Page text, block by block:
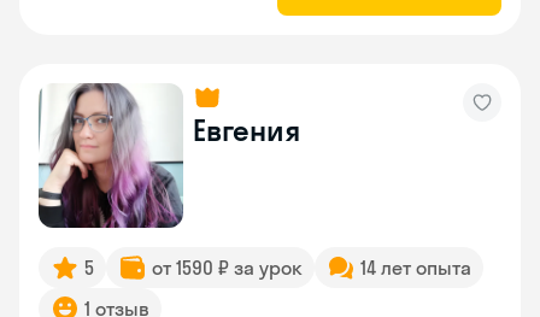
Евгения
5 от 1590 ₽ за урок
14 лет опыта
1 отзыв